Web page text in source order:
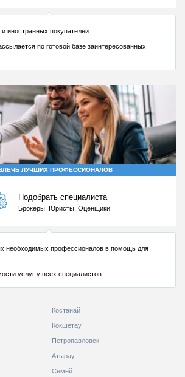
Костанай
Кокшетау
Петропавловск
Атырау
Семей